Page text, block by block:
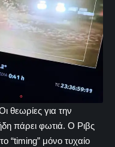
θεωρίες για την
πάρει φωτιά. Ο Ριβς
“timing” μόνο τυχαίο